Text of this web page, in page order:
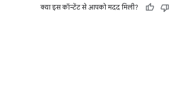
क्या इस कॉन्टेंट से आपको मदद मिली?